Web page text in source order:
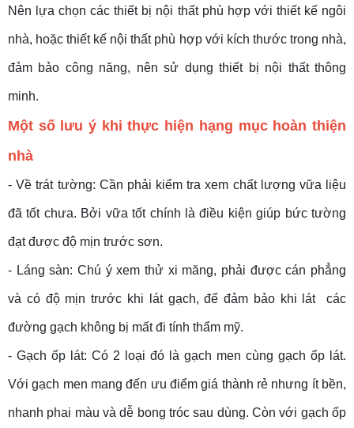
Nên lựa chọn các thiết bị nội thất phù hợp với thiết kế ngôi
nhà, hoặc thiết kế nội thất phù hợp với kích thước trong nhà,
đảm bảo công năng, nên sử dụng thiết bị nội thất thông
minh.
Một số lưu ý khi thực hiện hạng mục hoàn thiện
nhà
- Về trát tường: Cần phải kiểm tra xem chất lượng vữa liệu
đã tốt chưa. Bởi vữa tốt chính là điều kiện giúp bức tường
đạt được độ mịn trước sơn.
- Láng sàn: Chú ý xem thử xi măng, phải được cán phẳng
và có độ mịn trước khi lát gạch, để đảm bảo khi lát các
đường gạch không bị mất đi tính thẩm mỹ.
- Gạch ốp lát: Có 2 loại đó là gạch men cùng gạch ốp lát.
Với gạch men mang đến ưu điểm giá thành rẻ nhưng ít bền,
nhanh phai màu và dễ bong tróc sau dùng. Còn với gạch ốp